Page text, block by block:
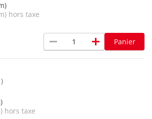
hors taxe
remove add Panier
hors taxe